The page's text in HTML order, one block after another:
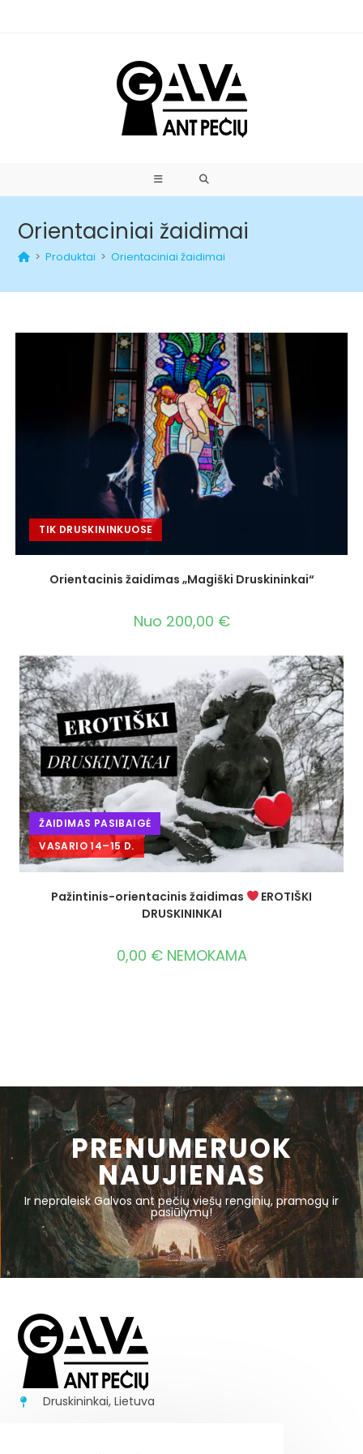
Orientaciniai žaidimai
> Produktai > Orientaciniai žaidimai
TIK DRUSKININKUOSE
Orientacinis žaidimas „Magiški Druskininkai“
Nuo 200,00 €
ŽAIDIMAS PASIBAIGĖ
VASARIO 14–15 D.
Pažintinis-orientacinis žaidimas
EROTIŠKI
DRUSKININKAI
0,00 € NEMOKAMA
PRENUMERUOK
NAUJIENAS
Ir nepraleisk Galvos ant pečių viešų renginių, pramogų ir
pasiūlymų!
Druskininkai, Lietuva